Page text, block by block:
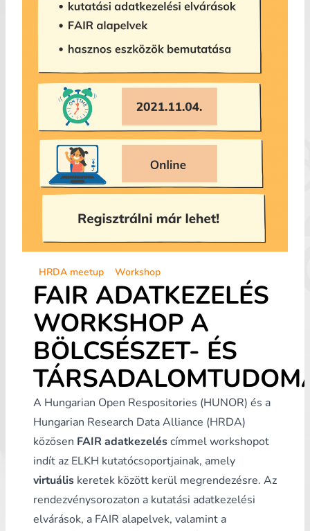
HRDA meetup Workshop
FAIR ADATKEZELÉS
WORKSHOP A
BÖLCSÉSZET- ÉS
A Hungarian Open Respositories (HUNOR) és a
Hungarian Research Data Alliance (HRDA)
közösen FAIR adatkezeléscímmel workshopot
indít az ELKH kutatócsoportjainak, amely
virtuális keretek között kerül megrendezésre. Az
rendezvénysorozaton a kutatási adatkezelési
elvárások, a FAIR alapelvek, valamint a